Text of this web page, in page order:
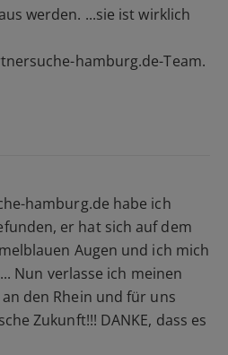
werden. ...sie ist wirklich
hamburg.de-Team.
hamburg.de habe ich
er hat sich auf dem
Augen und ich mich
Nun verlasse ich meinen
den Rhein und für uns
Zukunft!!! DANKE, dass es